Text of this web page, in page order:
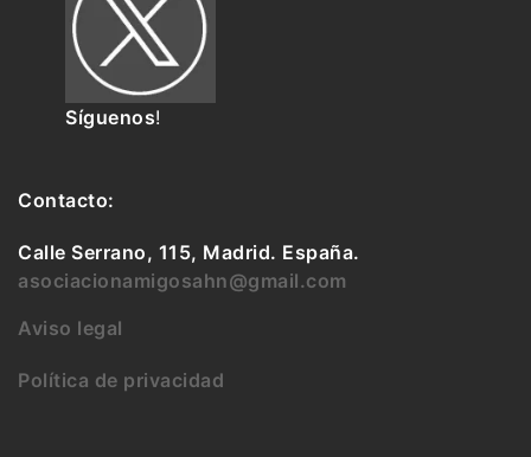
Síguenos!
Contacto:
Calle Serrano, 115, Madrid. España.
asociacionamigosahn@gmail.com
Aviso legal
Política de privacidad